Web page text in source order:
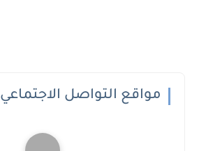
مواقع التواصل الاجتماعي